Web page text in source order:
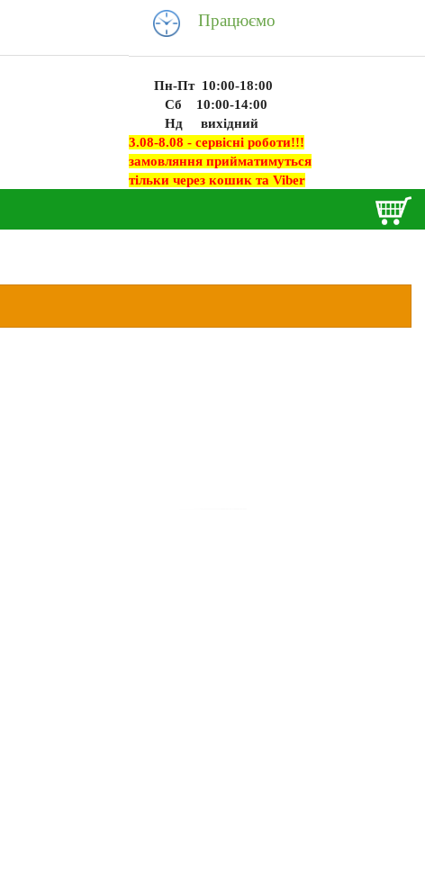
Працюємо
Пн-Пт 10:00-18:00
Сб 10:00-14:00
Нд вихідний
3.08-8.08 - сервісні роботи!!!
замовляння прийматимуться
тільки через кошик та Viber